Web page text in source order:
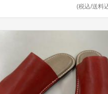
(税込/送料